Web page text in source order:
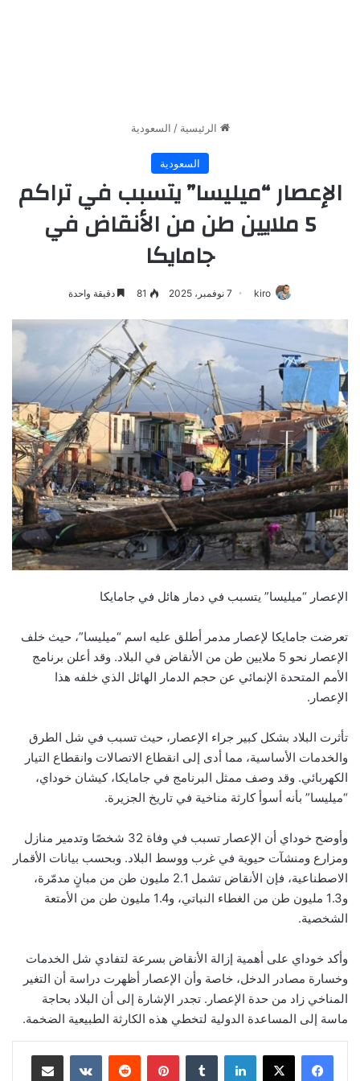
الرئيسية / السعودية
السعودية
الإعصار “ميليسا” يتسبب في تراكم
5 ملايين طن من الأنقاض في
جامايكا
kiro 7 نوفمبر، 2025 81 دقيقة واحدة
الإعصار “ميليسا” يتسبب في دمار هائل في جامايكا
تعرضت جامايكا لإعصار مدمر أطلق عليه اسم “ميليسا”، حيث خلف
الإعصار نحو 5 ملايين طن من الأنقاض في البلاد. وقد أعلن برنامج
الأمم المتحدة الإنمائي عن حجم الدمار الهائل الذي خلفه هذا
الإعصار.
تأثرت البلاد بشكل كبير جراء الإعصار، حيث تسبب في شل الطرق
والخدمات الأساسية، مما أدى إلى انقطاع الاتصالات وانقطاع التيار
الكهربائي. وقد وصف ممثل البرنامج في جامايكا، كيشان خوداي،
“ميليسا” بأنه أسوأ كارثة مناخية في تاريخ الجزيرة.
وأوضح خوداي أن الإعصار تسبب في وفاة 32 شخصًا وتدمير منازل
ومزارع ومنشآت حيوية في غرب ووسط البلاد. وبحسب بيانات الأقمار
الاصطناعية، فإن الأنقاض تشمل 2.1 مليون طن من مبانٍ مدمّرة،
و1.3 مليون طن من الغطاء النباتي، و1.4 مليون طن من الأمتعة
الشخصية.
وأكد خوداي على أهمية إزالة الأنقاض بسرعة لتفادي شل الخدمات
وخسارة مصادر الدخل، خاصة وأن الإعصار أظهرت دراسة أن التغير
المناخي زاد من حدة الإعصار. تجدر الإشارة إلى أن البلاد بحاجة
ماسة إلى المساعدة الدولية لتخطي هذه الكارثة الطبيعية الضخمة.
لينكدإن بينتيريست